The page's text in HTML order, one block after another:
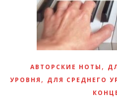
АВТОРСКИЕ НОТЫ ,
УРОВНЯ , ДЛЯ СРЕДНЕГО